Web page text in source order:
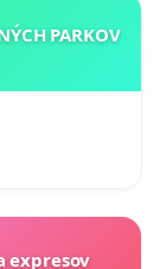
PARKOV
expresov